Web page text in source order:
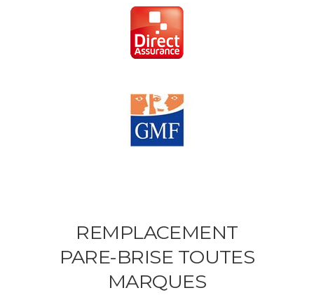
REMPLACEMENT
PARE-BRISE TOUTES
MARQUES